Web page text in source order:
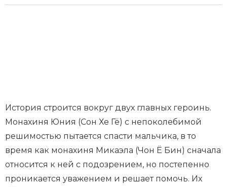
История строится вокруг двух главных героинь.
Монахиня Юния (Сон Хе Гё) с непоколебимой
решимостью пытается спасти мальчика, в то
время как монахиня Микаэла (Чон Ё Бин) сначала
относится к ней с подозрением, но постепенно
проникается уважением и решает помочь. Их